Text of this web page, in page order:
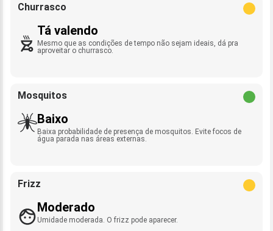
Churrasco
Tá valendo
Mesmo que as condições de tempo não sejam ideais, dá pra
aproveitar o churrasco.
Mosquitos
Baixo
Baixa probabilidade de presença de mosquitos. Evite focos de
água parada nas áreas externas.
Frizz
Moderado
Umidade moderada. O frizz pode aparecer.